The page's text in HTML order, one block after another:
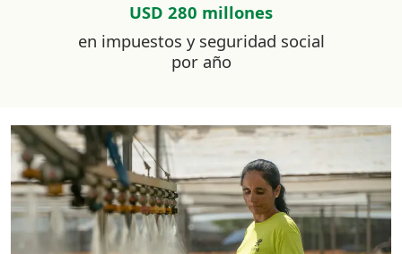
USD 280 millones
en impuestos y seguridad social
por año